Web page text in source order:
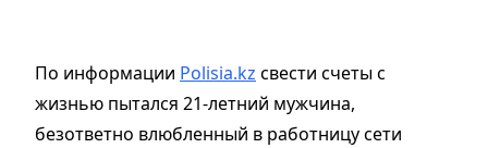
По информации Polisia.kz свести счеты с
жизнью пытался 21-летний мужчина,
безответно влюбленный в работницу сети